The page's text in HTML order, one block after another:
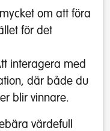
om att föra
för det
interagera med
där både du
blir vinnare.
värdefull